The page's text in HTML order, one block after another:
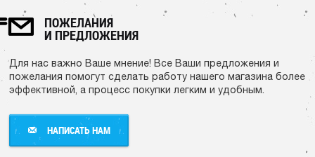
ПОЖЕЛАНИЯ
И ПРЕДЛОЖЕНИЯ
Для нас важно Ваше мнение! Все Ваши предложения и
пожелания помогут сделать работу нашего магазина более
эффективной, а процесс покупки легким и удобным.
НАПИСАТЬ НАМ